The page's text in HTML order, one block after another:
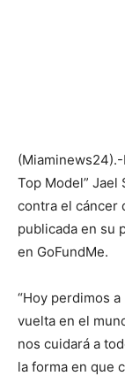
(Miaminews24).-
Top Model” Jael
contra el cáncer
publicada en su
en GoFundMe.
“Hoy perdimos
vuelta en el
nos cuidará a
la forma en que